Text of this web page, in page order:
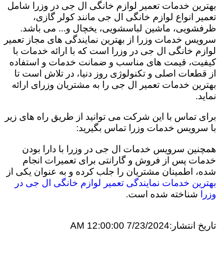
بهترین خدمات تعمیر لوازم خانگی ال جی در وزرا شامل
تعمیر انواع لوازم خانگی ال جی مانند کولر گازی،
ظرفشویی، ماشین لباسشویی، یخچال و... می باشد.
سرویس خدمات وزرا از بهترین نمایندگی های مجاز تعمیر
لوازم خانگی ال جی در وزرا است که با ارائه خدمات با
کیفیت، قیمت های مناسب و ضمانت خدمات و استفاده
از قطعات اصلی و تکنولوژی روز دنیا، در تلاش است تا
بهترین خدمات تعمیر ال جی را به مشتریان وزرای ارائه
نماید.
برای تماس با این شرکت می توانید از طریق راه های زیر
با سرویس خدمات وزرا تماس بگیرید:
همچنین سرویس خدمات ال جی در وزرا با دارا بودن
خدمات پس از فروش و گارانتی برای تعمیرات انجام
شده، اطمینان مشتریان را جلب کرده و به عنوان یکی از
بهترین خدمات نمایندگی تعمیر لوازم خانگی ال جی در
وزرا شناخته شده است.
تاریخ انتشار:7/23/2024 12:00:00 AM